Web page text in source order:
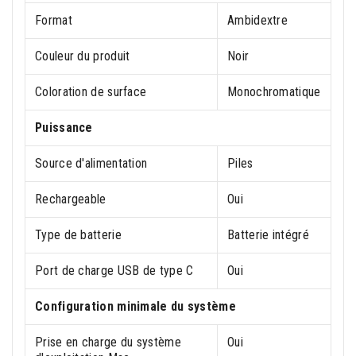
Format Ambidextre
Couleur du produit Noir
Coloration de surface Monochromatique
Puissance
Source d'alimentation Piles
Rechargeable Oui
Type de batterie Batterie intégré
Port de charge USB de type C Oui
Configuration minimale du système
Prise en charge du système
Oui